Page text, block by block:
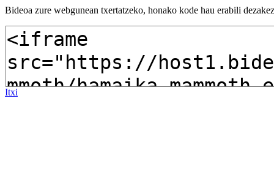
Bideoa zure webgunean txertatzeko, honako kode hau erabili
Itxi